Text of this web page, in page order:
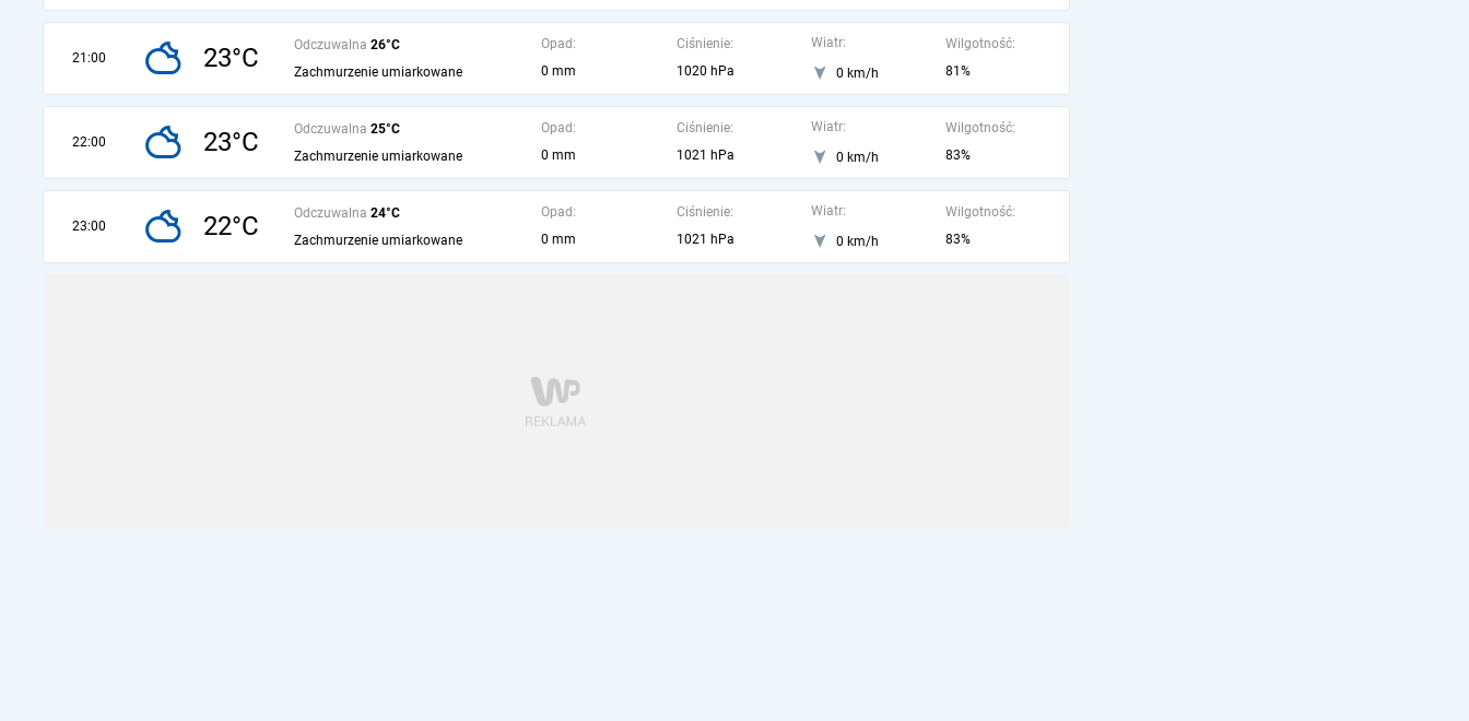
21:00 23°C Odczuwalna 26°C
Zachmurzenie umiarkowane
Opad:
0 mm
Ciśnienie:
1020 hPa
Wiatr:
0 km/h
Wilgotność:
81%
22:00 23°C Odczuwalna 25°C
Zachmurzenie umiarkowane
Opad:
0 mm
Ciśnienie:
1021 hPa
Wiatr:
0 km/h
Wilgotność:
83%
23:00 22°C Odczuwalna 24°C
Zachmurzenie umiarkowane
Opad:
0 mm
Ciśnienie:
1021 hPa
Wiatr:
0 km/h
Wilgotność:
83%